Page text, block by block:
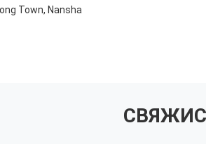
Town, Nansha